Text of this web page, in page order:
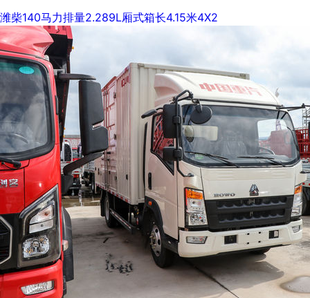
潍柴140马力排量2.289L厢式箱长4.15米4X2